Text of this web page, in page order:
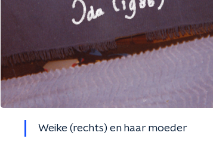
Weike (rechts) en haar moeder